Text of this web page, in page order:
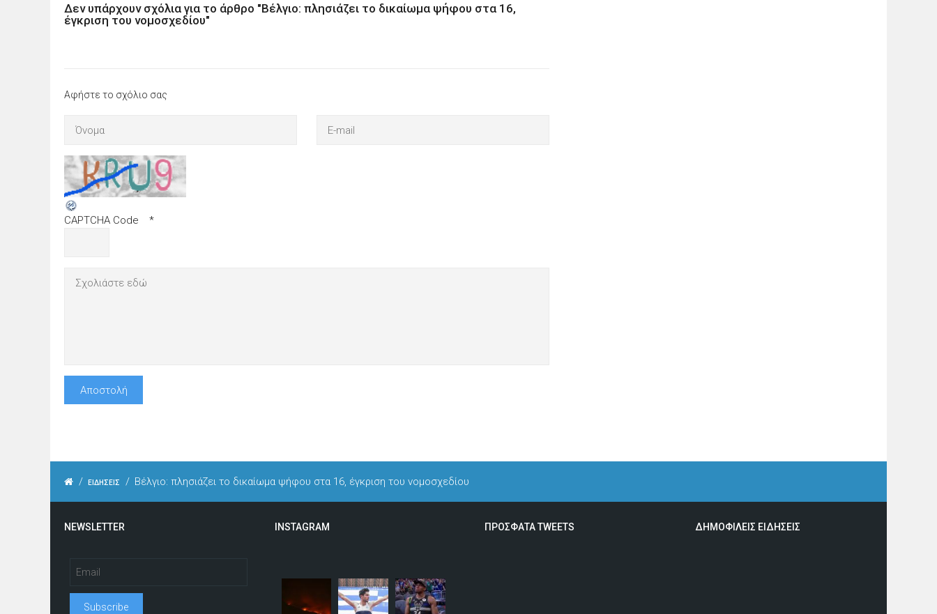
Δεν υπάρχουν σχόλια για το άρθρο "Βέλγιο: πλησιάζει το δικαίωμα ψήφου στα 16,
έγκριση του νομοσχεδίου"
Αφήστε το σχόλιο σας
CAPTCHA Code *
/ ΕΙΔΗΣΕΙΣ / Βέλγιο: πλησιάζει το δικαίωμα ψήφου στα 16, έγκριση του νομοσχεδίου
NEWSLETTER INSTAGRAM ΠΡΟΣΦΑΤΑ TWEETS ΔΗΜΟΦΙΛΕΙΣ ΕΙΔΗΣΕΙΣ